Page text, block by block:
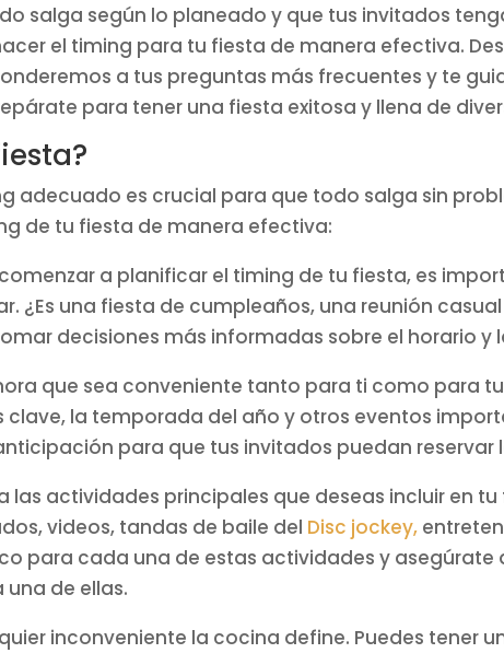
salga según lo planeado y que tus invitados
el timing para tu fiesta de manera efectiva.
a tus preguntas más frecuentes y te
para tener una fiesta exitosa y llena de
adecuado es crucial para que todo salga sin
de tu fiesta de manera efectiva:
a planificar el timing de tu fiesta, es
¿Es una fiesta de cumpleaños, una reunión
decisiones más informadas sobre el horario y
que sea conveniente tanto para ti como para
la temporada del año y otros eventos
para que tus invitados puedan reservar
las actividades principales que deseas incluir en
videos, tandas de baile del Disc jockey,
para cada una de estas actividades y asegúrate
de ellas.
inconveniente la cocina define. Puedes tener